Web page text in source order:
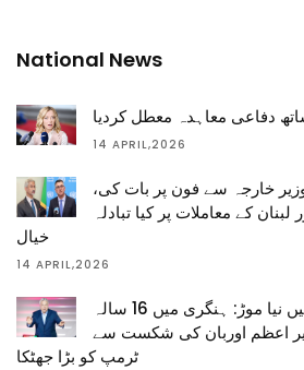
National News
دفاعی معاہدہ معطل کردیا
14 APRIL,2026
خارجہ سے فون پر بات کی،
لبنان کے معاملات پر کیا تبادلہ
خیال
14 APRIL,2026
یورپ کی سیاست میں نیا موڑ: ہنگری میں 16 سالہ
اعظم اوربان کی شکست سے
ٹرمپ کو بڑا جھٹکا